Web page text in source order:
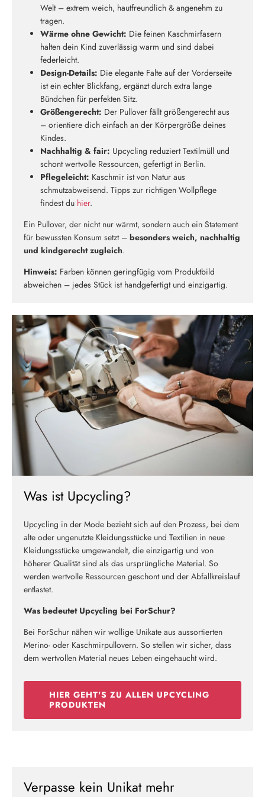
Welt – extrem weich, hautfreundlich & angenehm zu
tragen.
Wärme ohne Gewicht: Die feinen Kaschmirfasern
halten dein Kind zuverlässig warm und sind dabei
federleicht.
Design-Details: Die elegante Falte auf der Vorderseite
ist ein echter Blickfang, ergänzt durch extra lange
Bündchen für perfekten Sitz.
Größengerecht: Der Pullover fällt größengerecht aus
– orientiere dich einfach an der Körpergröße deines
Kindes.
Nachhaltig & fair: Upcycling reduziert Textilmüll und
schont wertvolle Ressourcen, gefertigt in Berlin.
Pflegeleicht: Kaschmir ist von Natur aus
schmutzabweisend. Tipps zur richtigen Wollpflege
findest du hier.
Ein Pullover, der nicht nur wärmt, sondern auch ein Statement
für bewussten Konsum setzt – besonders weich, nachhaltig
und kindgerecht zugleich.
Hinweis: Farben können geringfügig vom Produktbild
abweichen – jedes Stück ist handgefertigt und einzigartig.
Was ist Upcycling?
Upcycling in der Mode bezieht sich auf den Prozess, bei dem
alte oder ungenutzte Kleidungsstücke und Textilien in neue
Kleidungsstücke umgewandelt, die einzigartig und von
höherer Qualität sind als das ursprüngliche Material. So
werden wertvolle Ressourcen geschont und der Abfallkreislauf
entlastet.
Was bedeutet Upcycling bei ForSchur?
Bei ForSchur nähen wir wollige Unikate aus aussortierten
Merino- oder Kaschmirpullovern. So stellen wir sicher, dass
dem wertvollen Material neues Leben eingehaucht wird.
HIER GEHT'S ZU ALLEN UPCYCLING
PRODUKTEN
Verpasse kein Unikat mehr
Melde dich jetzt für unseren Newsletter an und erhalte einen 10%
Willkommensrabatt auf deine erste Bestellung
ABSCHICKEN